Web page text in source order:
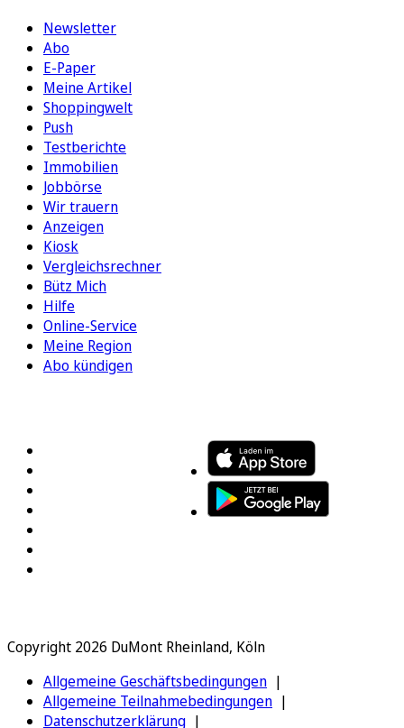
Newsletter
Abo
E-Paper
Meine Artikel
Shoppingwelt
Push
Testberichte
Immobilien
Jobbörse
Wir trauern
Anzeigen
Kiosk
Vergleichsrechner
Bütz Mich
Hilfe
Online-Service
Meine Region
Abo kündigen
Copyright 2026 DuMont Rheinland, Köln
Allgemeine Geschäftsbedingungen
Allgemeine Teilnahmebedingungen
Datenschutzerklärung